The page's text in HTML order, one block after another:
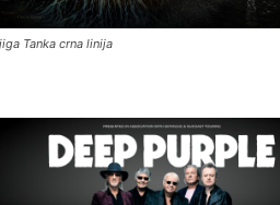
Tanka crna linija